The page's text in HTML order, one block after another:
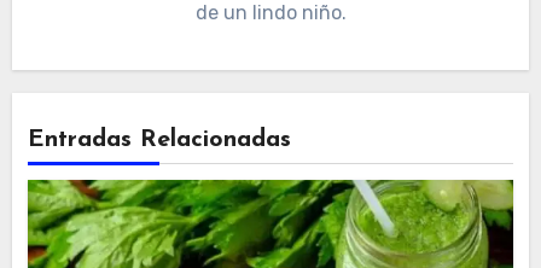
de un lindo niño.
Entradas Relacionadas